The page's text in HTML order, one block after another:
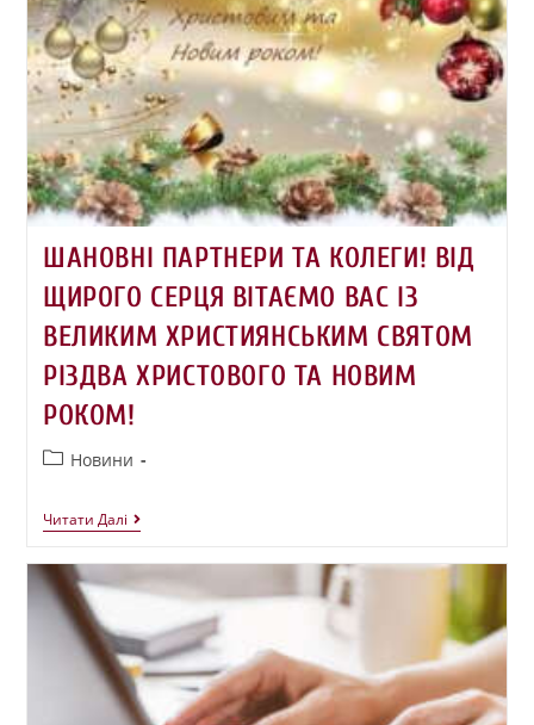
ШАНОВНІ ПАРТНЕРИ ТА КОЛЕГИ! ВІД
ЩИРОГО СЕРЦЯ ВІТАЄМО ВАС ІЗ
ВЕЛИКИМ ХРИСТИЯНСЬКИМ СВЯТОМ
РІЗДВА ХРИСТОВОГО ТА НОВИМ
РОКОМ!
Новини
Читати Далі